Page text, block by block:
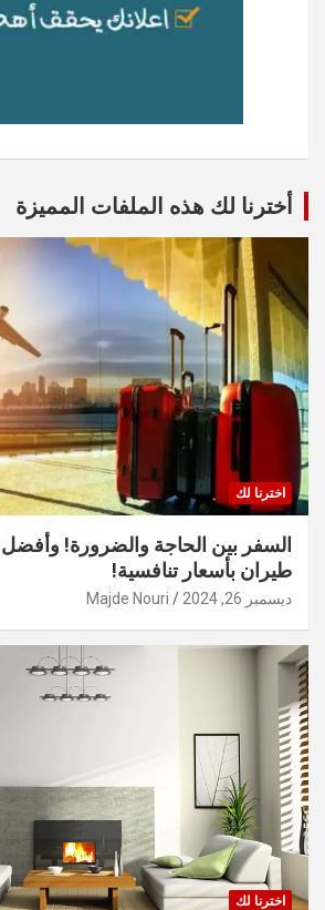
أخترنا لك هذه الملفات المميزة
اخترنا لك
السفر بين الحاجة والضرورة!
طيران بأسعار تنافسية!
ديسمبر 26, 2024 Majde Nouri
اخترنا لك